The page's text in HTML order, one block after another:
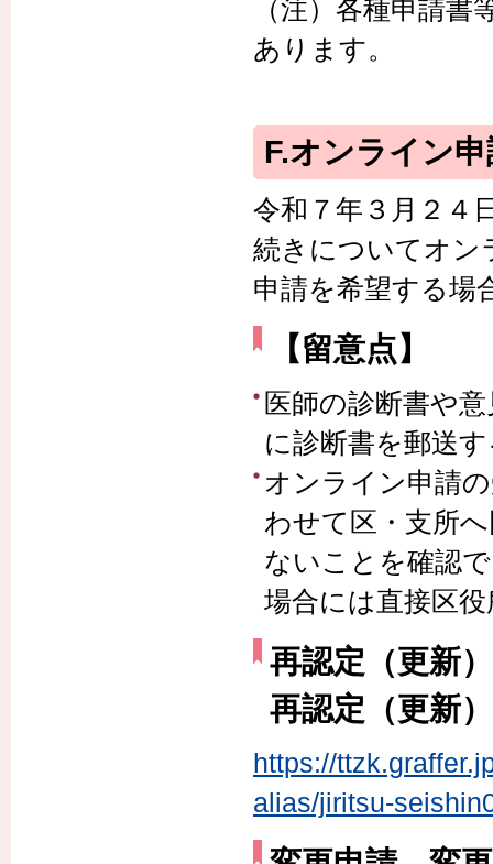
（注）各種申請
あります。
F.オンライン
令和７年３月２４
続きについてオン
申請を希望する場
【留意点】
医師の診断書や
に診断書を郵送
オンライン申請
わせて区・支所
ないことを確認
場合には直接区
再認定（更新
再認定（更新
https://
alias/jiritsu-